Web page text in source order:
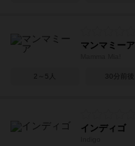
マンマミーア
2～5人 30分前後
インディゴ